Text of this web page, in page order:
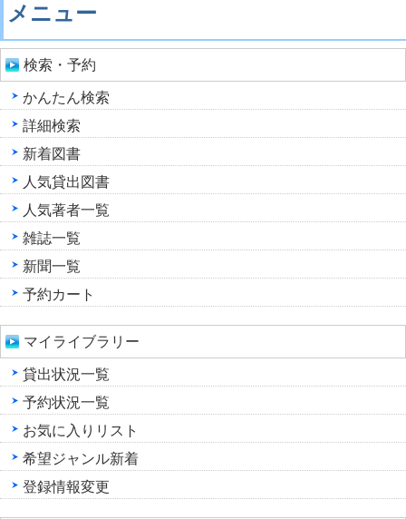
メニュー
検索・予約
かんたん検索
詳細検索
新着図書
人気貸出図書
人気著者一覧
雑誌一覧
新聞一覧
予約カート
マイライブラリー
貸出状況一覧
予約状況一覧
お気に入りリスト
希望ジャンル新着
登録情報変更